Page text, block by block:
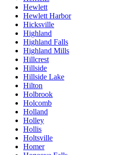
Hewlett
Hewlett Harbor
Hicksville
Highland
Highland Falls
Highland Mills
Hillcrest
Hillside
Hillside Lake
Hilton
Holbrook
Holcomb
Holland
Holley
Hollis
Holtsville
Homer